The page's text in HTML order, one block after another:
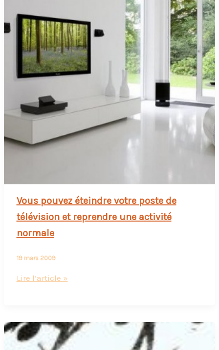
Lyon
ce
week-
end
Vous pouvez éteindre votre poste de
télévision et reprendre une activité
normale
19 mars 2009
Vous
poste
de
Lire l’article »